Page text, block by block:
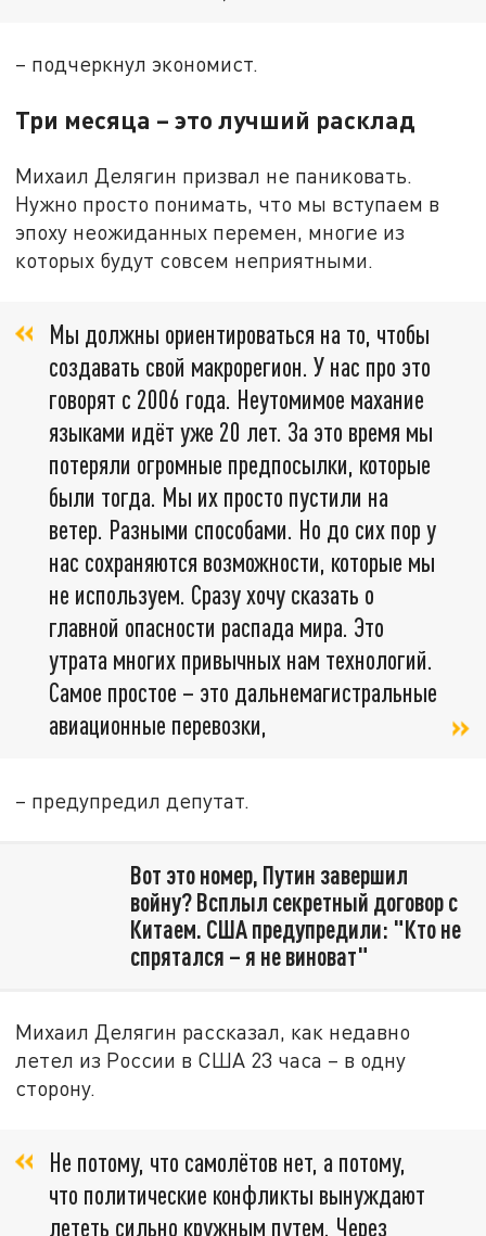
– подчеркнул экономист.
Три месяца – это лучший расклад
Михаил Делягин призвал не паниковать.
Нужно просто понимать, что мы вступаем в
эпоху неожиданных перемен, многие из
которых будут совсем неприятными.
Мы должны ориентироваться на то, чтобы
создавать свой макрорегион. У нас про это
говорят с 2006 года. Неутомимое махание
языками идёт уже 20 лет. За это время мы
потеряли огромные предпосылки, которые
были тогда. Мы их просто пустили на
ветер. Разными способами. Но до сих пор у
нас сохраняются возможности, которые мы
не используем. Сразу хочу сказать о
главной опасности распада мира. Это
утрата многих привычных нам технологий.
Самое простое – это дальнемагистральные
авиационные перевозки,
– предупредил депутат.
Вот это номер, Путин завершил
войну? Всплыл секретный договор с
Китаем. США предупредили: "Кто не
спрятался – я не виноват"
Михаил Делягин рассказал, как недавно
летел из России в США 23 часа – в одну
сторону.
Не потому, что самолётов нет, а потому,
что политические конфликты вынуждают
лететь сильно кружным путем. Через